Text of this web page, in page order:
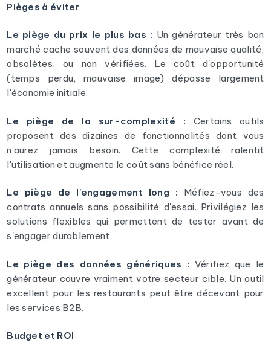
Pièges à éviter
Le piège du prix le plus bas : Un générateur très bon
marché cache souvent des données de mauvaise qualité,
obsolètes, ou non vérifiées. Le coût d'opportunité
(temps perdu, mauvaise image) dépasse largement
l'économie initiale.
Le piège de la sur-complexité : Certains outils
proposent des dizaines de fonctionnalités dont vous
n'aurez jamais besoin. Cette complexité ralentit
l'utilisation et augmente le coût sans bénéfice réel.
Le piège de l'engagement long : Méfiez-vous des
contrats annuels sans possibilité d'essai. Privilégiez les
solutions flexibles qui permettent de tester avant de
s'engager durablement.
Le piège des données génériques : Vérifiez que le
générateur couvre vraiment votre secteur cible. Un outil
excellent pour les restaurants peut être décevant pour
les services B2B.
Budget et ROI